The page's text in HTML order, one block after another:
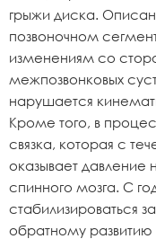
грыжи диска.
позвоночном
изменениям со
межпозвонковых
нарушается
Кроме того, в
связка, которая с
оказывает давление
спинного мозга. С
стабилизироваться
обратному развитию